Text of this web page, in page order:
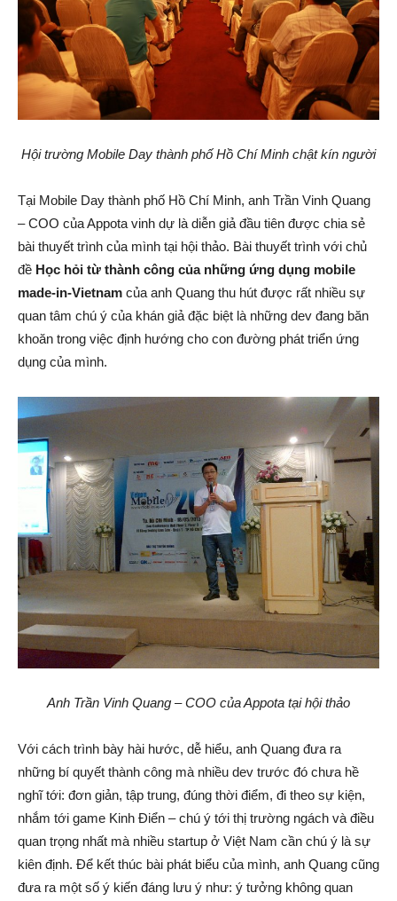
Hội trường Mobile Day thành phố Hồ Chí Minh chật kín người
Tại Mobile Day thành phố Hồ Chí Minh, anh Trần Vinh Quang
– COO của Appota vinh dự là diễn giả đầu tiên được chia sẻ
bài thuyết trình của mình tại hội thảo. Bài thuyết trình với chủ
đề Học hỏi từ thành công của những ứng dụng mobile
made-in-Vietnam của anh Quang thu hút được rất nhiều sự
quan tâm chú ý của khán giả đặc biệt là những dev đang băn
khoăn trong việc định hướng cho con đường phát triển ứng
dụng của mình.
Anh Trần Vinh Quang – COO của Appota tại hội thảo
Với cách trình bày hài hước, dễ hiểu, anh Quang đưa ra
những bí quyết thành công mà nhiều dev trước đó chưa hề
nghĩ tới: đơn giản, tập trung, đúng thời điểm, đi theo sự kiện,
nhắm tới game Kinh Điển – chú ý tới thị trường ngách và điều
quan trọng nhất mà nhiều startup ở Việt Nam cần chú ý là sự
kiên định. Để kết thúc bài phát biểu của mình, anh Quang cũng
đưa ra một số ý kiến đáng lưu ý như: ý tưởng không quan